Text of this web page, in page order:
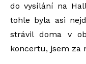
do vysílání na
tohle byla asi
strávil doma v
koncertu, jsem za